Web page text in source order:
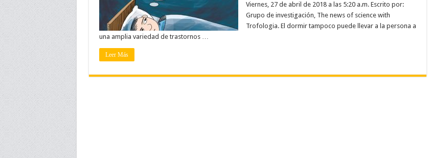
Viernes, 27 de abril de 2018 a las 5:20 a.m. Escrito por:
Grupo de investigación, The news of science with
Trofologia. El dormir tampoco puede llevar a la persona a
una amplia variedad de trastornos …
Leer Más